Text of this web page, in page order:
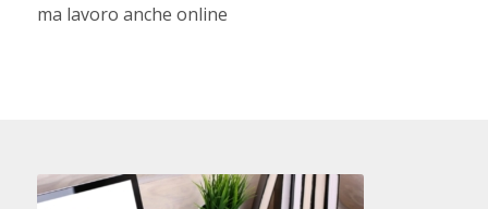
ma lavoro anche online